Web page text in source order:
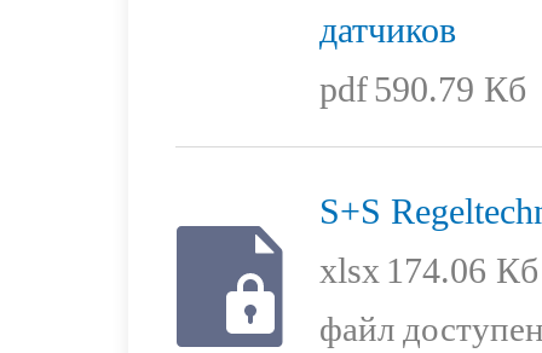
датчиков
pdf590.79 Кб
S+S
xlsx 174.06 Кб
файл